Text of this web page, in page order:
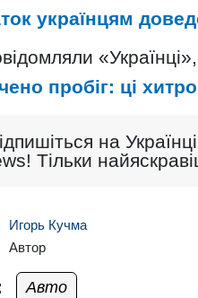
українцям
«Українці»,
пробіг: ці
на
Тільки
Игорь Кучма
Автор
Авто